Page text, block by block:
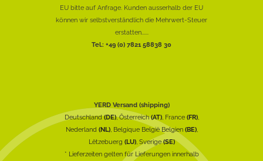
EU bitte auf Anfrage. Kunden ausserhalb der EU
können wir selbstverständlich die Mehrwert-Steuer
erstatten......
Tel.: +49 (0) 7821 58838 30
YERD Versand (shipping)
Deutschland(DE), Österreich(AT), France (FR),
Nederland (NL), Belgique België Belgien (BE),
Lëtzebuerg (LU), Sverige(SE)
* Lieferzeiten gelten für Lieferungen innerhalb